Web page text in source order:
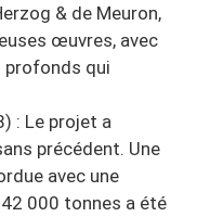
& de Meuron,
œuvres, avec
qui
: Le projet a
précédent. Une
avec une
000 tonnes a été